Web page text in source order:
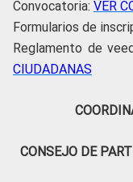
Convocatoria: VER
Formularios de
Reglamento de
CIUDADANAS
CONSEJO DE